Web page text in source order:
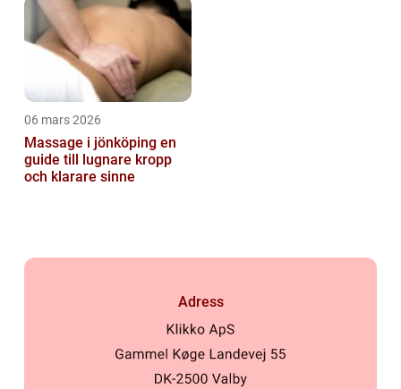
06 mars 2026
Massage i jönköping en
guide till lugnare kropp
och klarare sinne
Adress